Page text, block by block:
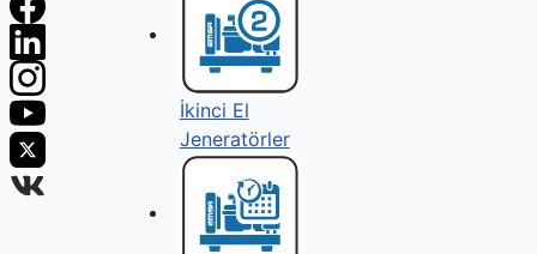
İkinci El
Jeneratörler